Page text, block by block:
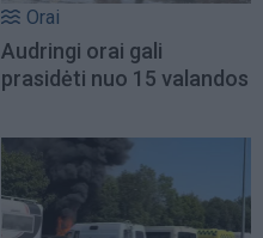
Orai
Audringi orai gali
prasidėti nuo 15 valandos